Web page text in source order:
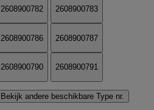
2608900782 2608900783
2608900786 2608900787
2608900790 2608900791
Bekijk andere beschikbare Type nr.